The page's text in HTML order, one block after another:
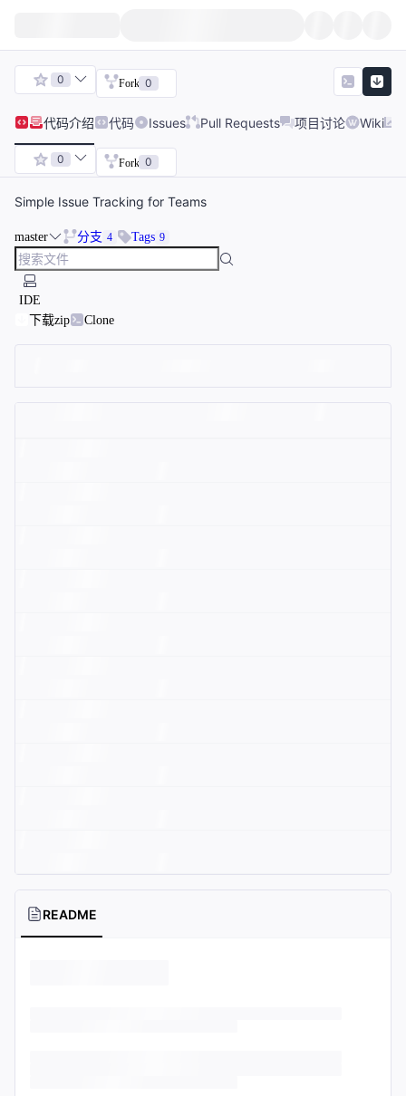
0 Fork 0
代码介绍 代码 Issues Pull Requests 项目讨论 Wiki
0 Fork 0
Simple Issue Tracking for Teams
master 分支 4 Tags 9
IDE
下载zip
Clone
README